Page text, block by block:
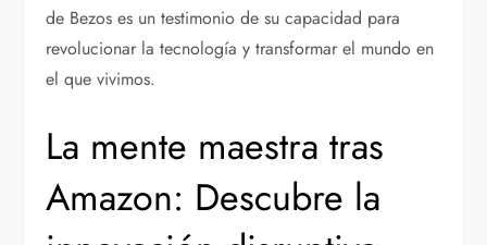
de Bezos es un testimonio de su capacidad para
revolucionar la tecnología y transformar el mundo en
el que vivimos.
La mente maestra tras
Amazon: Descubre la